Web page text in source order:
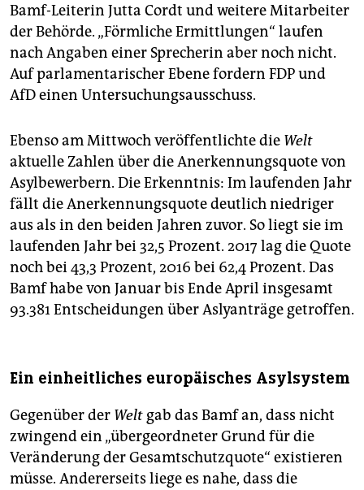
Bamf-Leiterin Jutta Cordt und weitere Mitarbeiter
der Behörde. „Förmliche Ermittlungen“ laufen
nach Angaben einer Sprecherin aber noch nicht.
Auf parlamentarischer Ebene fordern FDP und
AfD einen Untersuchungsausschuss.
Ebenso am Mittwoch veröffentlichte die Welt
aktuelle Zahlen über die Anerkennungsquote von
Asylbewerbern. Die Erkenntnis: Im laufenden Jahr
fällt die Anerkennungsquote deutlich niedriger
aus als in den beiden Jahren zuvor. So liegt sie im
laufenden Jahr bei 32,5 Prozent. 2017 lag die Quote
noch bei 43,3 Prozent, 2016 bei 62,4 Prozent. Das
Bamf habe von Januar bis Ende April insgesamt
93.381 Entscheidungen über Aslyanträge getroffen.
Ein einheitliches europäisches Asylsystem
Gegenüber der Welt gab das Bamf an, dass nicht
zwingend ein „übergeordneter Grund für die
Veränderung der Gesamtschutzquote“ existieren
müsse. Andererseits liege es nahe, dass die